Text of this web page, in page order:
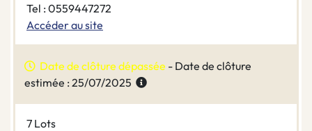
Tel : 0559447272
Accéder au site
Date de clôture dépassée - Date de clôture
estimée : 25/07/2025
7 Lots